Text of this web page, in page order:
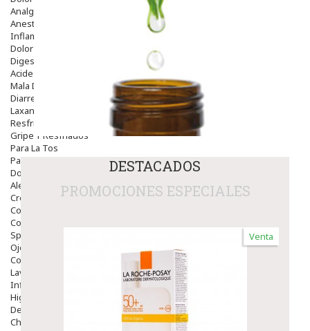
Analgésicos
Anestésicos
Inflamación Articulaciones
Dolor Muscular / Articular
Digestivo
Acidez, Gases Y Ardores
Mala Digestion
Diarrea / Estreñimiento / Vómitos
Laxantes
Resfriados
Gripe Y Resfriados
Para La Tos
Para Descongestionar La Nariz
Dolor De Garganta
Alergias Y Picaduras
Cremas
Comprimidos
Colirios
Sprays
Ojos Y Oidos
Congestión
Lavado Ojos
Inflamación Del Oido (otitis)
Higiene Oido
Deshabituación Tabaquismo
Chicles
DESTACADOS
PROMOCIONES ESPECIALES
Venta